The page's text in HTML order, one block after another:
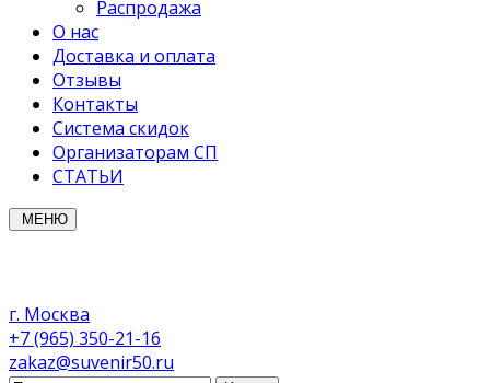
Распродажа
О нас
Доставка и оплата
Отзывы
Контакты
Система скидок
Организаторам СП
СТАТЬИ
МЕНЮ
г. Москва
+7 (965) 350-21-16
zakaz@suvenir50.ru